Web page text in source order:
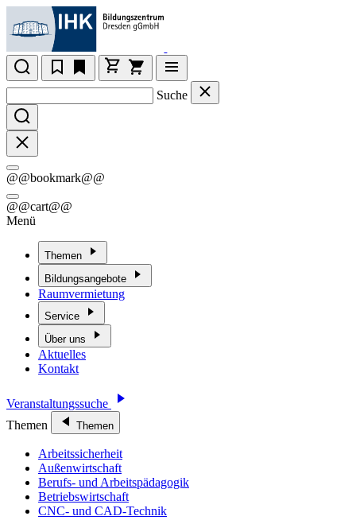
Suche
@@bookmark@@
@@cart@@
Menü
Themen
Bildungsangebote
Raumvermietung
Service
Über uns
Aktuelles
Kontakt
Veranstaltungssuche
Themen
Themen
Arbeitssicherheit
Außenwirtschaft
Berufs- und Arbeitspädagogik
Betriebswirtschaft
CNC- und CAD-Technik